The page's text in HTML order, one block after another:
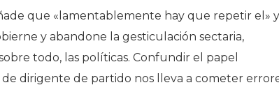
que «lamentablemente hay que repetir el»
y abandone la gesticulación sectaria,
todo, las políticas. Confundir el papel
dirigente de partido nos lleva a cometer